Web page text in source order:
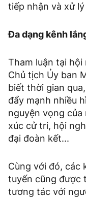
tiếp nhận và xử
Đa dạng kênh
Tham luận tại hội
Chủ tịch Ủy ban
biết thời gian
đẩy mạnh nhiều
nguyện vọng
xúc cử tri, hội
đại đoàn kết...
Cùng với đó, các
tuyến cũng được
tương tác với